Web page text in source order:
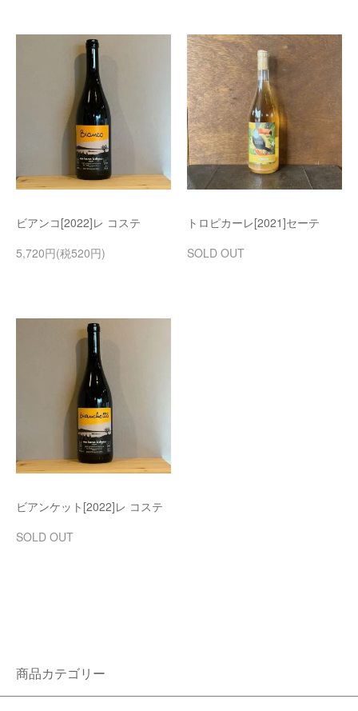
ビアンコ[2022]レ コステ
5,720円(税520円)
トロピカーレ[2021]セーテ
SOLD OUT
ビアンケット[2022]レ コステ
SOLD OUT
商品カテゴリー